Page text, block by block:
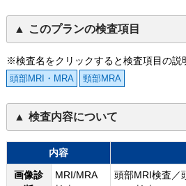
このプランの検査項目
※検査名をクリックすると検査項目の説
頭部MRI・MRA 頸部MRA
検査内容について
内容
画像診
MRI/MRA
頭部MRI検査／